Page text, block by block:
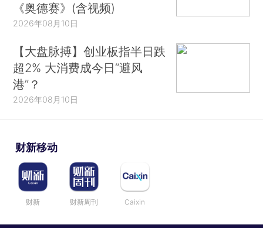
《奥德赛》(含视频)
2026年08月10日
【大盘脉搏】创业板指半日跌
超2% 大消费成今日“避风
港”？
2026年08月10日
财新移动
财新 财新周刊 Caixin